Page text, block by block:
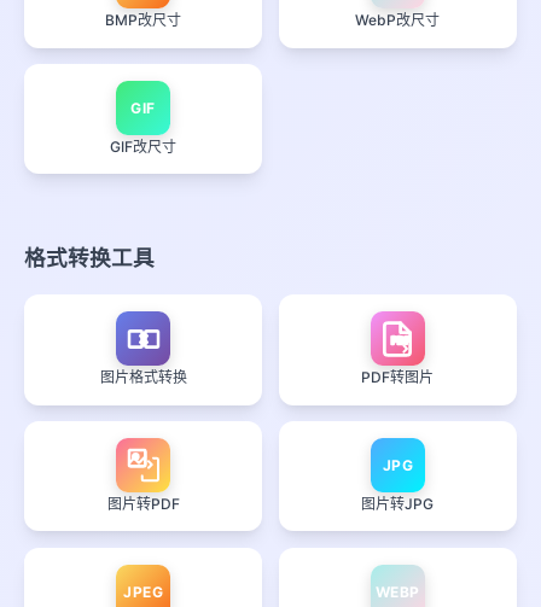
BMP改尺寸 WebP改尺寸
GIF
GIF改尺寸
格式转换工具
图片格式转换
PDF
PDF转图片
图片转PDF
JPG
图片转JPG
JPEG WEBP